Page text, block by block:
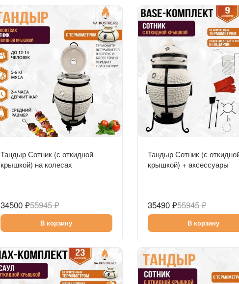
Тандыр Сотник (с откидной
крышкой) на колесах
34500 ₽55945 ₽
В корзину
Тандыр Сотник (с
крышкой) + аксессуары
35490 ₽55945 ₽
В корзину